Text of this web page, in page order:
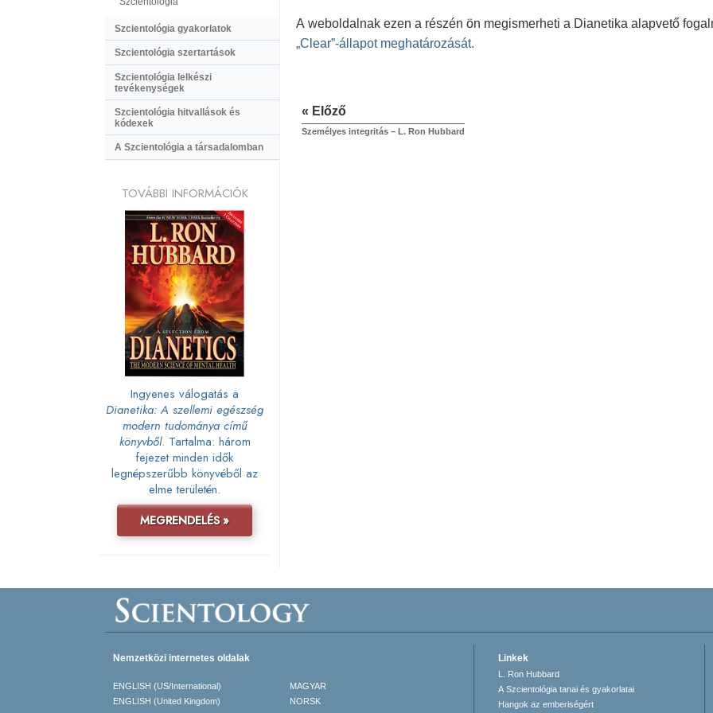
A weboldalnak ezen a részén ön megismerheti a Dianetika alapvető
„Clear”-állapot meghatározását.
« Előző
Személyes integritás – L. Ron Hubbard
Szcientológia gyakorlatok
Szcientológia szertartások
Szcientológia lelkészi
tevékenységek
Szcientológia hitvallások és
kódexek
A Szcientológia a társadalomban
TOVÁBBI INFORMÁCIÓK
Ingyenes válogatás a
Dianetika: A szellemi egészség
modern tudománya című
könyvből. Tartalma: három
fejezet minden idők
legnépszerűbb könyvéből az
elme területén.
MEGRENDELÉS »
Nemzetközi internetes oldalak
ENGLISH (US/International)
ENGLISH (United Kingdom)
MAGYAR
NORSK
Linkek
L. Ron Hubbard
A Szcientológia tanai és gyakorlatai
Hangok az emberiségért